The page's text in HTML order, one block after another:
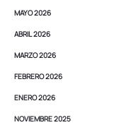
MAYO 2026
ABRIL 2026
MARZO 2026
FEBRERO 2026
ENERO 2026
NOVIEMBRE 2025